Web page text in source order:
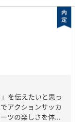
を伝えたいと思っ
アクションサッカ
ツの楽しさを体...